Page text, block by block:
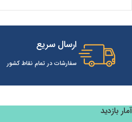
ارسال سریع
سفارشات در تمام نقاط کشور
آمار بازدید